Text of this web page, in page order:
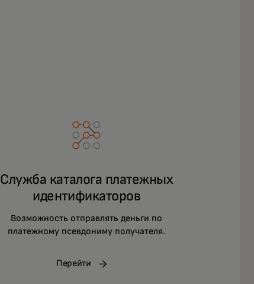
Служба каталога платежных
идентификаторов
Возможность отправлять деньги по
платежному псевдониму получателя.
Перейти